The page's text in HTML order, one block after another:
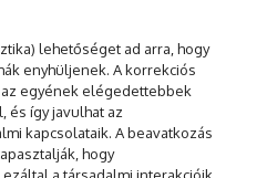
lehetőséget ad arra, hogy
enyhüljenek. A korrekciós
egyének elégedettebbek
így javulhat az
kapcsolataik. A beavatkozás
hogy
a társadalmi interakcióik